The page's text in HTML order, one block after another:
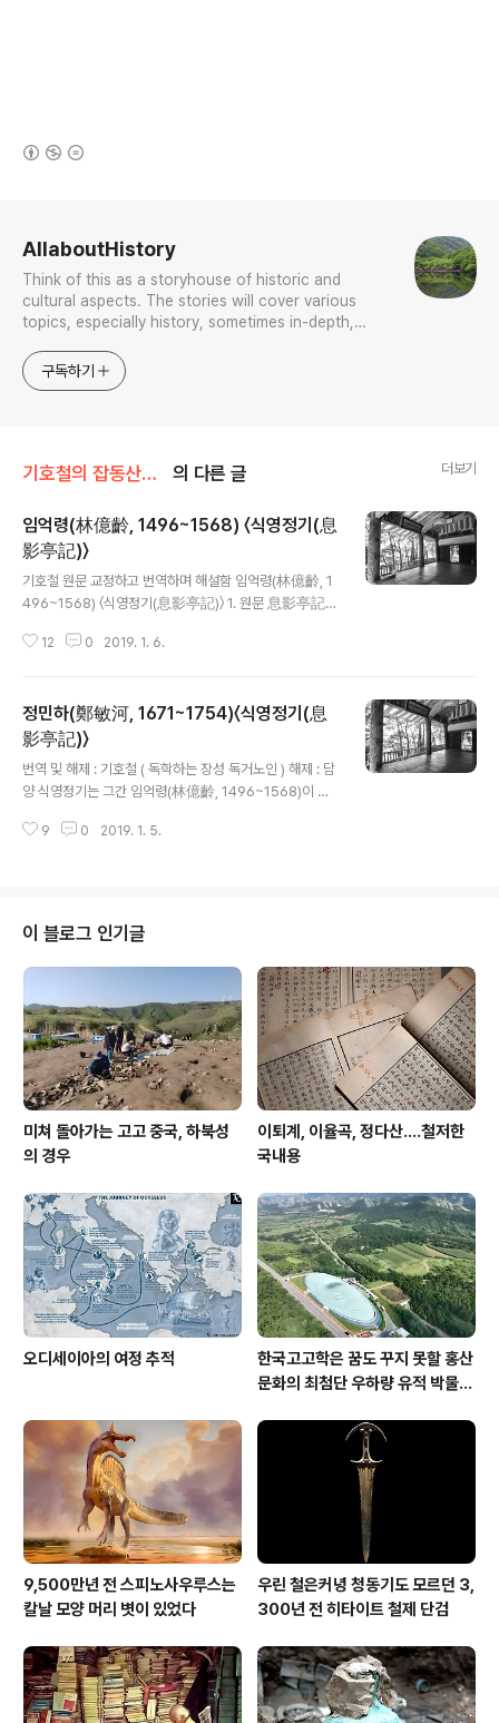
AllaboutHistory
Think of this as a storyhouse of historic and
cultural aspects. The stories will cover various
topics, especially history, sometimes in-depth,
approach will be to resist any common sense or
generalized viewpoint
구독하기
기호철의 잡동산이雜同散異 의 다른 글 더보기
임억령(林億齡, 1496~1568) 〈식영정기(息
影亭記)〉
기호철 원문 교정하고 번역하며 해설함 임억령(林億齡, 1
496~1568) 〈식영정기(息影亭記)〉 1. 원문 息影亭記
麓，構小亭，柱其隅，空其中，苫以白茅，翼以凉
影者，走日下，其走愈急而影終不息，及就樹陰
下，影忽不見。’夫影之爲物，一隨人形，人俯則
俯，人仰則仰，其他往來行止，惟形之爲。然陰與
夜則無，火與晝則生，人之處世亦此類也。古語有
之曰‘夢幻泡影’。人之生也，受形於造物，造物之
弄戲人，豈止形之使影？影之千變，在形之處分，
棄而一瓢之甘，皐夔之絶而麋鹿之伴。此皆有物弄
12 0 2019. 1. 6.
정민하(鄭敏河, 1671~1754)〈식영정기(息
影亭記)〉
번역 및 해제 : 기호철 ( 독학하는 장성 독거노인 ) 해제 : 담
양 식영정기는 그간 임억령(林億齡, 1496~1568)이 쓴
遠)의 정자를 빌려 몇 년 사용하다 고향 해남으로 돌아가
보아도 좋을 정도로 풍모가 크게 변했다. 임억령 시대 식영
정은 이후 언제인지 사라지고 200년 가까이 그곳은 빈터
로 남았다가, 송강(松江) 정철(鄭澈, 1536~1594)의 후
손들이 식영정 터를 매입해 정자를 새로이 짓고 중건했으
니 이것이 오늘날 우리가 보는 식영정과 직접 연결된다. 식
영정 중건기를 송강..
9 0 2019. 1. 5.
이 블로그 인기글
미쳐 돌아가는 고고 중국, 하북성
의 경우
이퇴계, 이율곡, 정다산....철저한
국내용
오디세이아의 여정 추적
한국고고학은 꿈도 꾸지 못할 홍산
문화의 최첨단 우하량 유적 박물관
9,500만년 전 스피노사우루스는
칼날 모양 머리 볏이 있었다
우린 철은커녕 청동기도 모르던 3,
300년 전 히타이트 철제 단검